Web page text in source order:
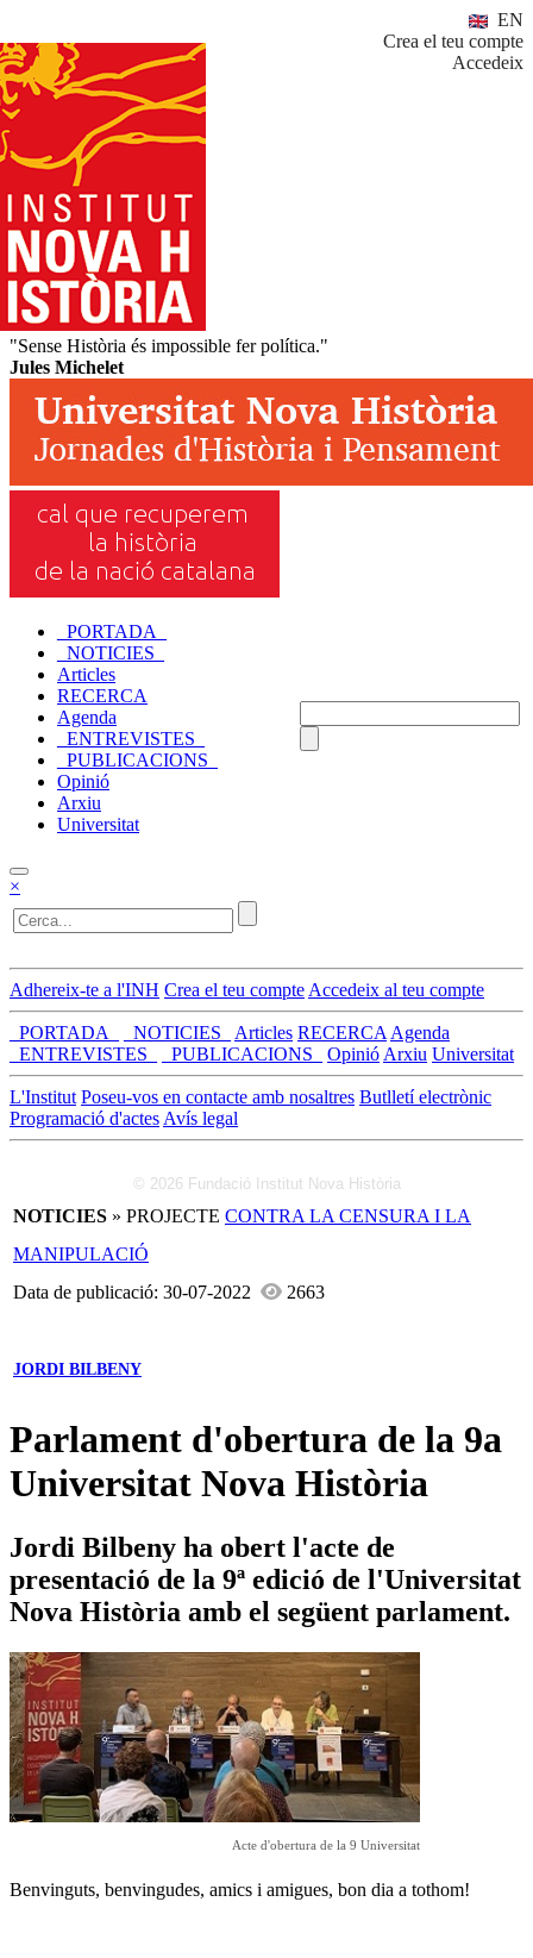
EN
Crea el teu compte
Accedeix
"Sense Història és impossible fer política."
Jules Michelet
_PORTADA_
_NOTICIES_
Articles
RECERCA
Agenda
_ENTREVISTES_
_PUBLICACIONS_
Opinió
Arxiu
Universitat
×
Adhereix-te a l'INH Crea el teu compte Accedeix al teu compte
_PORTADA_ _NOTICIES_ Articles RECERCA Agenda
_ENTREVISTES_
_PUBLICACIONS_ Opinió Arxiu Universitat
L'Institut Poseu-vos en contacte amb nosaltres Butlletí electrònic
Programació d'actes Avís legal
© 2026 Fundació Institut Nova Història
NOTICIES » PROJECTE CONTRA LA CENSURA I LA
MANIPULACIÓ
Data de publicació: 30-07-2022
2663
JORDI BILBENY
Parlament d'obertura de la 9a
Universitat Nova Història
Jordi Bilbeny ha obert l'acte de
presentació de la 9ª edició de l'Universitat
Nova Història amb el següent parlament.
Acte d'obertura de la 9 Universitat
Benvinguts, benvingudes, amics i amigues, bon dia a tothom!